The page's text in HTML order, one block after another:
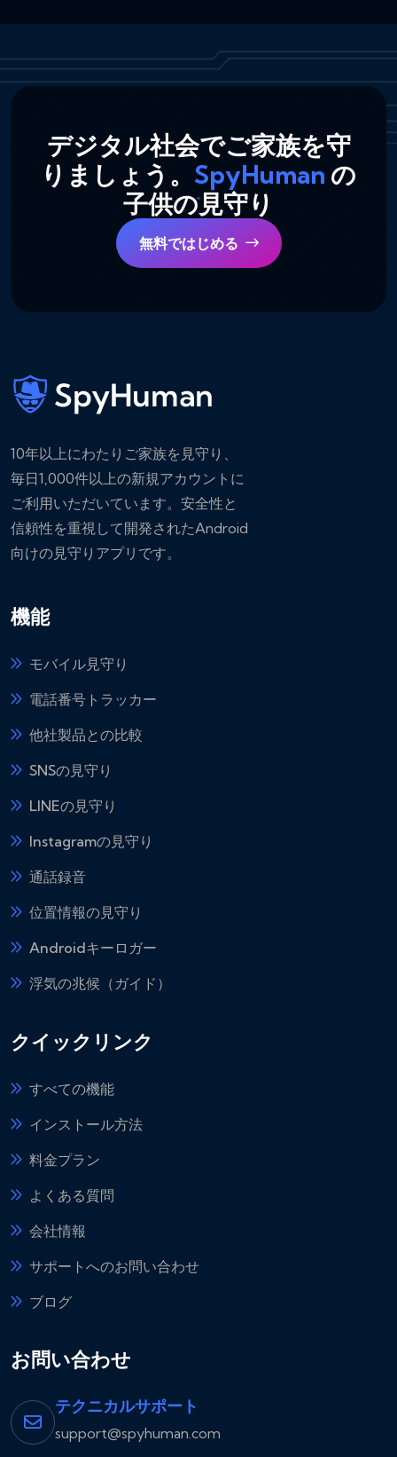
デジタル社会でご家族を守
りましょう。 SpyHuman の
子供の見守り
無料ではじめる
10年以上にわたりご家族を見守り、
毎日1,000件以上の新規アカウントに
ご利用いただいています。安全性と
信頼性を重視して開発されたAndroid
向けの見守りアプリです。
機能
モバイル見守り
電話番号トラッカー
他社製品との比較
SNSの見守り
LINEの見守り
Instagramの見守り
通話録音
位置情報の見守り
Androidキーロガー
浮気の兆候（ガイド）
クイックリンク
すべての機能
インストール方法
料金プラン
よくある質問
会社情報
サポートへのお問い合わせ
ブログ
お問い合わせ
テクニカルサポート
support@spyhuman.com